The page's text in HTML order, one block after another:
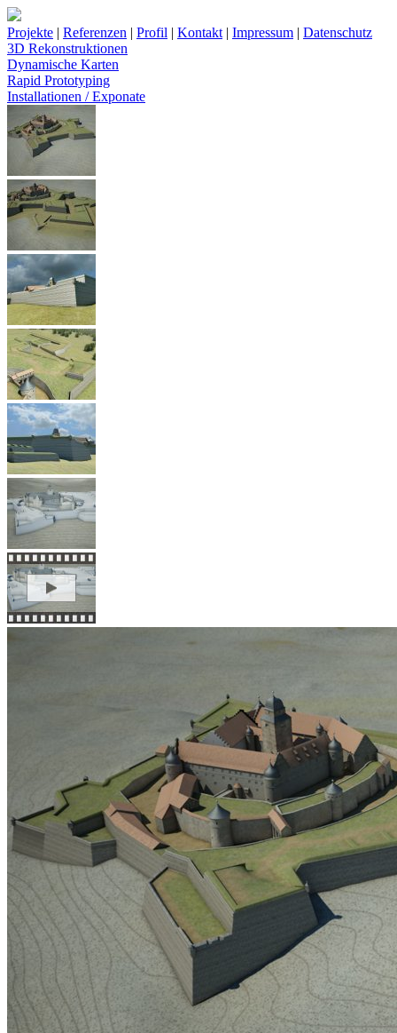
Projekte | Referenzen | Profil | Kontakt | Impressum | Datenschutz
3D Rekonstruktionen
Dynamische Karten
Rapid Prototyping
Installationen / Exponate